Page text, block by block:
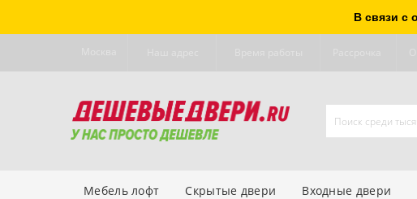
В связи с
Мебель лофт Скрытые двери Входные двери